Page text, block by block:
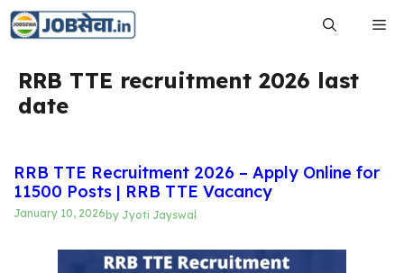
Skip
RRB TTE recruitment 2026 last
date
RRB TTE Recruitment 2026 – Apply Online for
11500 Posts | RRB TTE Vacancy
January 10, 2026 by Jyoti Jayswal